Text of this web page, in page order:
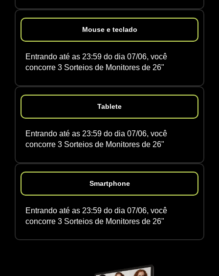
Mouse e teclado
Entrando até as 23:59 do dia 07/06, você
concorre 3 Sorteios de Monitores de 26"
Tablete
Entrando até as 23:59 do dia 07/06, você
concorre 3 Sorteios de Monitores de 26"
Smartphone
Entrando até as 23:59 do dia 07/06, você
concorre 3 Sorteios de Monitores de 26"